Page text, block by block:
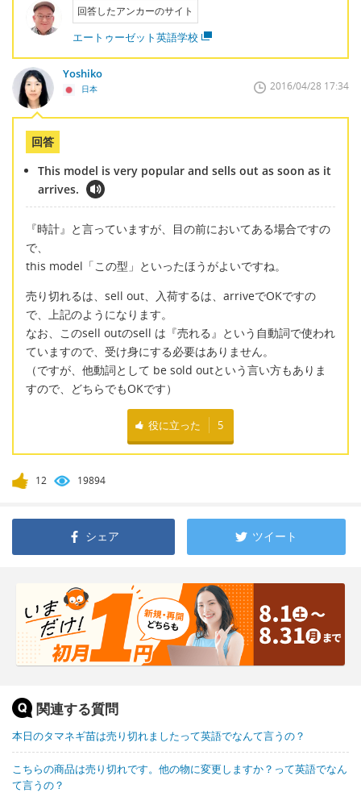
回答したアンカーのサイト
エートゥーゼット英語学校
Yoshiko
日本 2016/04/28 17:34
回答
This model is very popular and sells out as soon as it
arrives.
『時計』と言っていますが、目の前においてある場合ですの
で、
this model「この型」といったほうがよいですね。
売り切れるは、sell out、入荷するは、arriveでOKですの
で、上記のようになります。
なお、このsell outのsell は『売れる』という自動詞で使われ
ていますので、受け身にする必要はありません。
（ですが、他動詞として be sold outという言い方もありま
すので、どちらでもOKです）
役に立った 5
12 19894
シェア ツイート
関連する質問
本日のタマネギ苗は売り切れましたって英語でなんて言うの？
こちらの商品は売り切れです。他の物に変更しますか？って英語でなん
て言うの？